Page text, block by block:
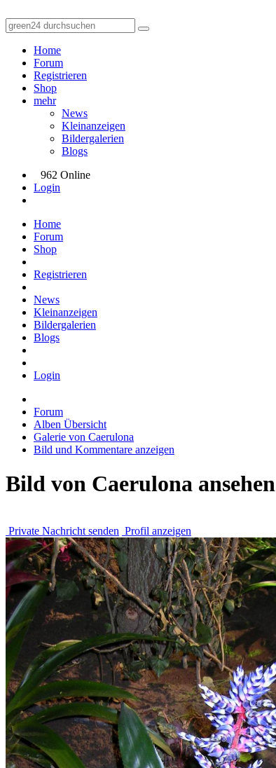
Home
Forum
Registrieren
Shop
mehr
News
Kleinanzeigen
Bildergalerien
Blogs
962 Online
Login
Home
Forum
Shop
Registrieren
News
Kleinanzeigen
Bildergalerien
Blogs
Login
Forum
Alben Übersicht
Galerie von Caerulona
Bild und Kommentare anzeigen
Bild von Caerulona ansehen
Private Nachricht senden Profil anzeigen